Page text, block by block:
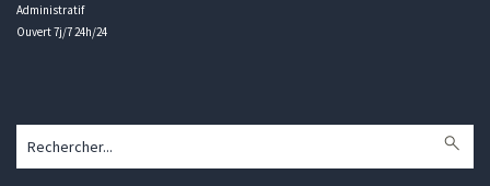
Administratif
Ouvert 7j/7 24h/24